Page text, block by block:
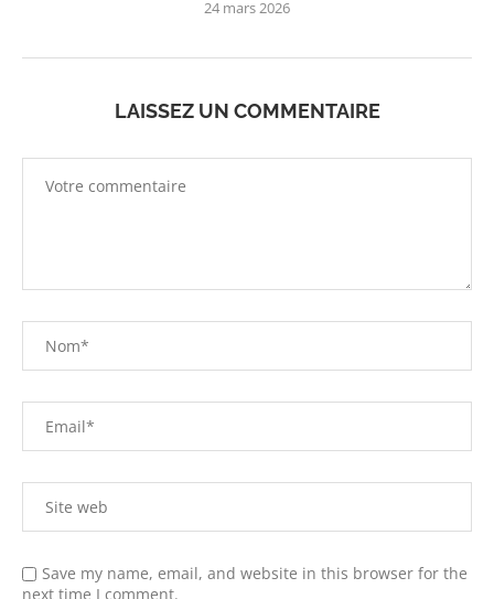
24 mars 2026
LAISSEZ UN COMMENTAIRE
Save my name, email, and website in this browser for the
next time I comment.